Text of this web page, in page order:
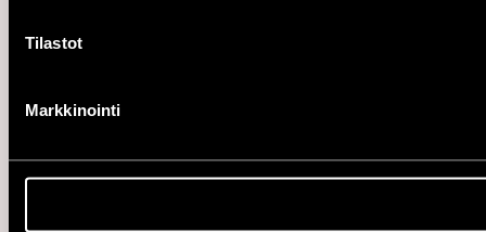
Tilastot
Markkinointi